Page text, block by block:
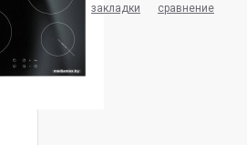
закладки
сравнение